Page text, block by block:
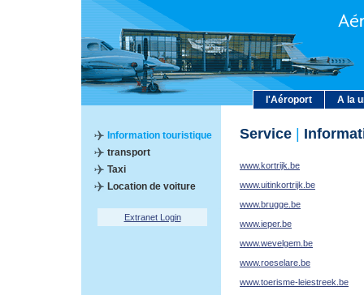
l'Aéroport A la
Information touristique
transport
Taxi
Location de voiture
Extranet Login
Service
www.kortrijk.be
www.uitinkortrijk.be
www.brugge.be
www.ieper.be
www.wevelgem.be
www.roeselare.be
www.toerisme-leiestreek.be